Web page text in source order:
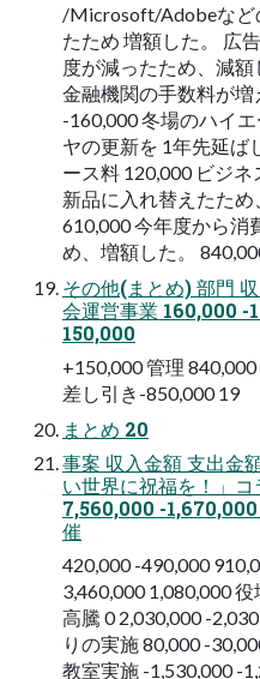
/Microsoft/Adobeなど
たため 増額した。 広
度が減ったため、減
金融機関の手数料が
-160,000 冬場のハイ
ヤの更新を 1年先延ば
ース料 120,000 ビジ
新品に入れ替えたた
610,000 今年度から消
め、増額した。
その他(まとめ) 部門
会運営事業 160,000 -
150,000
+150,000 管理
差し引き-850,000 19
まとめ 20
事案 収入金額 支出金
い世界に祝福を！」
7,560,000 -1,670,000
催
420,000 -490,000
3,460,000 1,080,000
高騰 0 2,030,000 -
りの実施 80,000 -
教室実施 -1,530,000 -